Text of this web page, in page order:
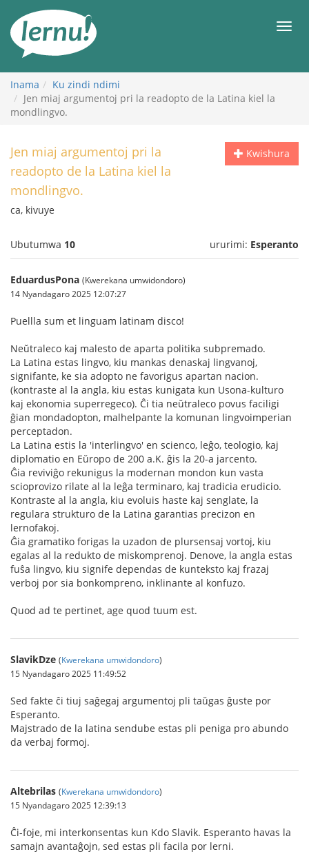
rupapuro
rw'ibirimwo
Inama
Ku zindi ndimi
Jen miaj argumentoj pri la readopto de la Latina kiel la
mondlingvo.
Kwishura
Jen miaj argumentoj pri la
readopto de la Latina kiel la
mondlingvo.
ca, kivuye
Ubutumwa 10 ururimi: Esperanto
EduardusPona (Kwerekana umwidondoro)
14 Nyandagaro 2025 12:07:27
Puellla sum et linguam latinam disco!
Neŭtraleco kaj malesto de aparta politika subpremado.
La Latina estas lingvo, kiu mankas denaskaj lingvanoj,
signifante, ke sia adopto ne favorigus apartan nacion.
(kontraste al la angla, kiu estas kunigata kun Usona-kulturo
kaj ekonomia superregeco). Ĉi tia neŭtraleco povus faciligi
ĝian mondadopton, malhelpante la komunan lingvoimperian
perceptadon.
La Latina estis la 'interlingvo' en scienco, leĝo, teologio, kaj
diplomatio en Eŭropo de 200 a.K. ĝis la 20-a jarcento.
Ĝia reviviĝo rekunigus la modernan mondon kun vasta
scioprovizo rilate al la leĝa terminaro, kaj tradicia erudicio.
Kontraste al la angla, kiu evoluis haste kaj senglate, la
regulara strukturo de la Latina garantias precizon en
lernofakoj.
Ĝia gramatiko forigas la uzadon de plursensaj vortoj, kiu
egalas al la redukto de miskomprenoj. Denove, la angla estas
fuŝa lingvo, kiu signife dependas de kunteksto kaj frazaj
verboj por sia bonkompreno, inklinante al konfuzo.
Quod ad te pertinet, age quod tuum est.
SlavikDze (Kwerekana umwidondoro)
15 Nyandagaro 2025 11:49:52
Sed fakte ĉi tiuj saĝegaj argumentoj pli taŭgas ĝuste por
Esperanto.
Majstrado de la latina sendube estas pli peniga pro abundo
da verbaj formoj.
Altebrilas (Kwerekana umwidondoro)
15 Nyandagaro 2025 12:39:13
Ĉi-foje, mi interkonsentas kun Kdo Slavik. Esperanto havas la
samajn avantaĝojn, sed estas pli facila por lerni.